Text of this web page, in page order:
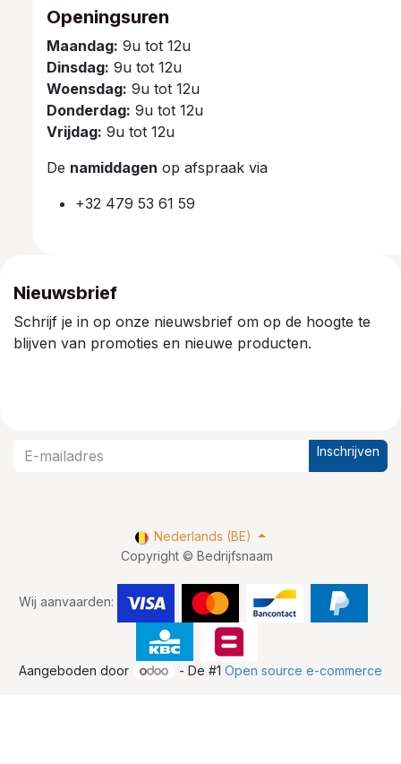
Openingsuren
Maandag: 9u tot 12u
Dinsdag: 9u tot 12u
Woensdag: 9u tot 12u
Donderdag: 9u tot 12u
Vrijdag: 9u tot 12u
De namiddagen op afspraak via
+32 479 53 61 59
Nieuwsbrief
Schrijf je in op onze nieuwsbrief om op de hoogte te
blijven van promoties en nieuwe producten.
Inschrijven
Copyright © Bedrijfsnaam
Wij aanvaarden:
Nederlands (BE)
Aangeboden door - De #1Open source e-commerce